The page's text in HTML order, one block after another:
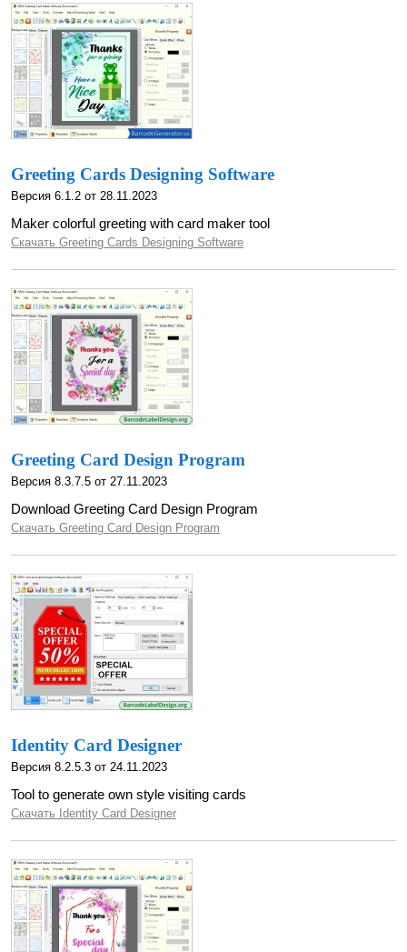
Greeting Cards Designing Software
Версия 6.1.2 от 28.11.2023
Maker colorful greeting with card maker tool
Скачать Greeting Cards Designing Software
Greeting Card Design Program
Версия 8.3.7.5 от 27.11.2023
Download Greeting Card Design Program
Скачать Greeting Card Design Program
Identity Card Designer
Версия 8.2.5.3 от 24.11.2023
Tool to generate own style visiting cards
Скачать Identity Card Designer